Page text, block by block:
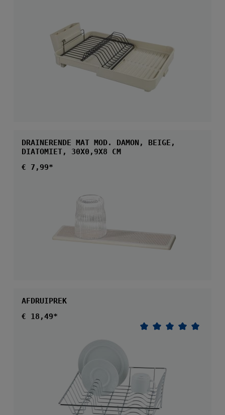
DRAINERENDE MAT MOD. DAMON, BEIGE,
DIATOMIET, 30X0,9X8 CM
Normale prijs:
€ 7,99*
AFDRUIPREK
Normale prijs:
€ 18,49*